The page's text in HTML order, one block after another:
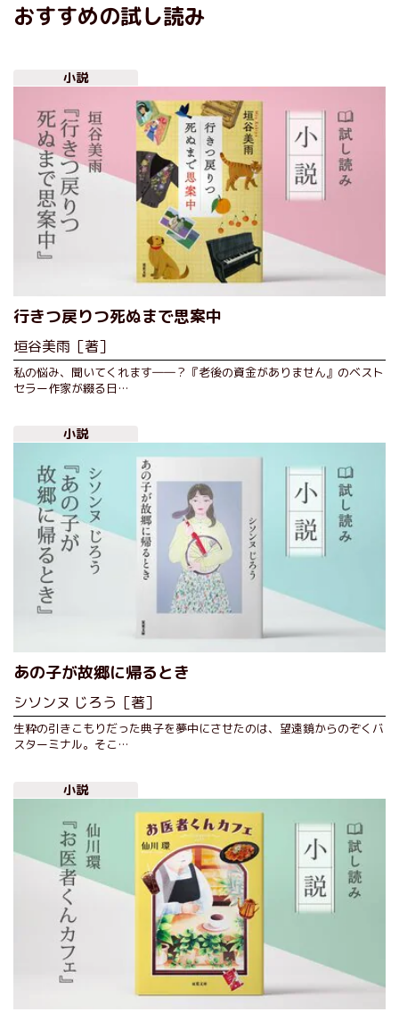
おすすめの試し読み
小説
行きつ戻りつ死ぬまで思案中
垣谷美雨［著］
私の悩み、聞いてくれます――？『老後の資金がありません』のベスト
セラー作家が綴る日…
小説
あの子が故郷に帰るとき
シソンヌ じろう［著］
生粋の引きこもりだった典子を夢中にさせたのは、望遠鏡からのぞくバ
スターミナル。そこ…
小説